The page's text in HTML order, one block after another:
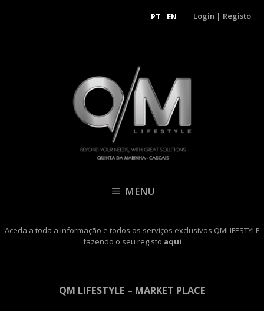
PT EN Login | Registo
MENU
Aceda a toda a informação e todos os serviços exclusivos QMLIFESTYLE
fazendo o seu registo aqui
QM LIFESTYLE – MARKET PLACE